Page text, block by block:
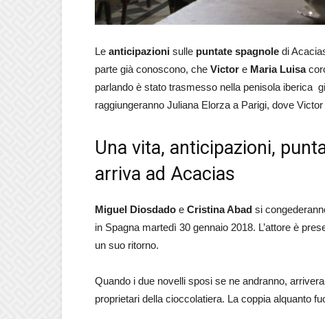
Le anticipazioni sulle puntate spagnole di
parte già conoscono, che Victor e Maria Luisa
parlando è stato trasmesso nella penisola iberica
raggiungeranno Juliana Elorza a Parigi, dove
Una vita, anticipazioni,
arriva ad Acacias
Miguel Diosdado e Cristina Abad si
in Spagna martedì 30 gennaio 2018. L’attore è
un suo ritorno.
Quando i due novelli sposi se ne andranno,
proprietari della cioccolatiera. La coppia alquanto